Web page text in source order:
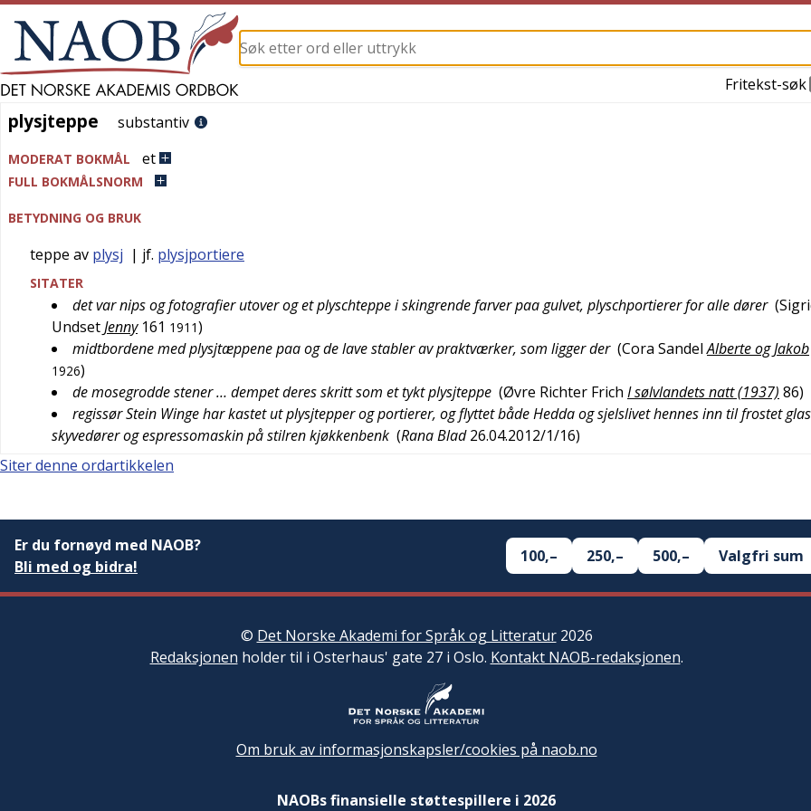
Fritekst-søk
plysjteppe
plysjteppe substantiv
MODERAT BOKMÅL et
FULL BOKMÅLSNORM
BETYDNING OG BRUK
teppe av plysj | jf. plysjportiere
SITATER
det var nips og fotografier utover og et plyschteppe i skingrende farver paa gulvet, plyschportierer for alle dører (
UndsetJenny 161 1911)
midtbordene med plysjtæppene paa og de lave stabler av praktværker, som ligger der (Cora Sandel Alberte og Jakob
1926)
de mosegrodde stener … dempet deres skritt som et tykt plysjteppe (Øvre Richter Frich I sølvlandets natt (1937) 86)
regissør Stein Winge har kastet ut plysjtepper og portierer, og flyttet både Hedda og sjelslivet hennes inn til frostet
skyvedører og espressomaskin på stilren kjøkkenbenk (Rana Blad 26.04.2012/1/16)
Siter denne ordartikkelen
Er du fornøyd med NAOB?
Bli med og bidra!
100,– 250,– 500,– Valgfri sum
© Det Norske Akademi for Språk og Litteratur2026
Redaksjonen holder til i Osterhaus' gate 27 i Oslo. Kontakt NAOB-redaksjonen.
Om bruk av informasjonskapsler/cookies på naob.no
NAOBs finansielle støttespillere i 2026